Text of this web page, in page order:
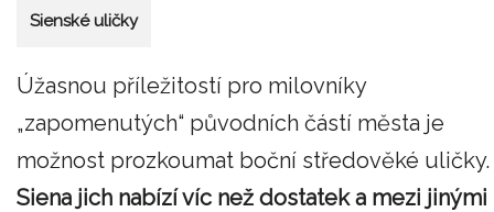
Sienské uličky
Úžasnou příležitostí pro milovníky
„zapomenutých“ původních částí města je
možnost prozkoumat boční středověké uličky.
Siena jich nabízí víc než dostatek a mezi jinými